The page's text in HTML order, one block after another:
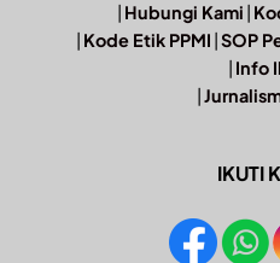
| Hubungi Kami |
| Kode Etik PPMI |SOP
| Info
|
IKUTI